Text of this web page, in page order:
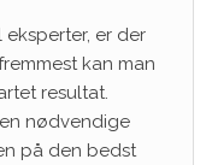
er der
kan man
resultat.
nødvendige
på den bedst